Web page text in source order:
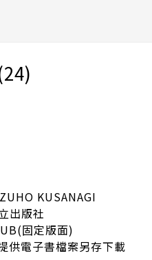
KUSANAGI
出版社
固定版面)
供電子書檔案另存下載